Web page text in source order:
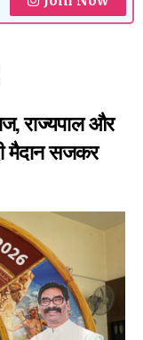
राज्यपाल और
मैदान सजकर